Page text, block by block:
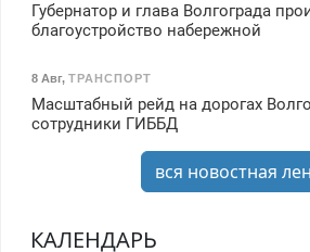
Губернатор и глава Волгограда
благоустройство набережной
8 Авг, ТРАНСПОРТ
Масштабный рейд на дорогах
сотрудники ГИББД
вся новостная
КАЛЕНДАРЬ